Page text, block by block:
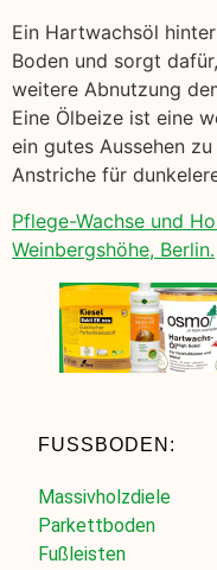
Ein Hartwachsöl
Boden und sorgt
weitere Abnutzung
Eine Ölbeize ist eine
ein gutes Aussehen
Anstriche für
Pflege-Wachse und
Weinbergshöhe, Berlin.
FUSSBODEN:
Massivholzdiele
Parkettboden
Fußleisten